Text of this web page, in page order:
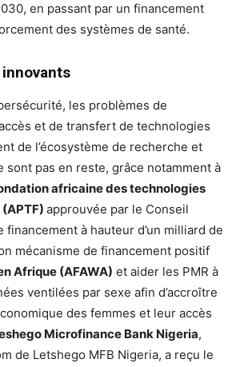
en passant par un financement
des systèmes de santé.
les problèmes de
et de transfert de technologies
de l’écosystème de recherche et
sont pas en reste, grâce notamment à
africaine des technologies
approuvée par le Conseil
financement à hauteur d’un milliard de
mécanisme de financement positif
Afrique (AFAWA) et aider les PMR à
ventilées par sexe afin d’accroître
des femmes et leur accès
Microfinance Bank Nigeria,
de Letshego MFB Nigeria, a reçu le